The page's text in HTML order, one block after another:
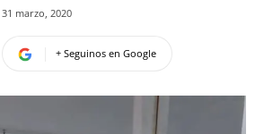
31 marzo, 2020
+ Seguinos en Google